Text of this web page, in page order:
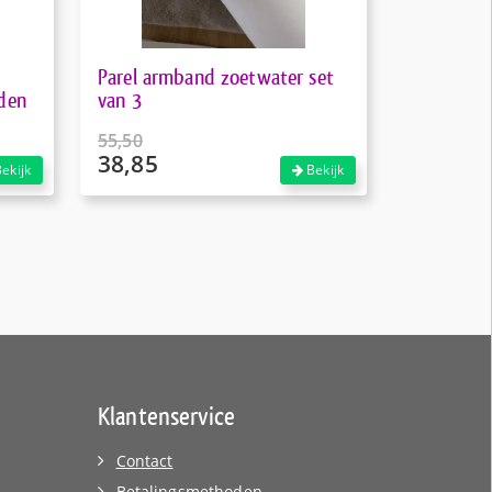
Parel armband zoetwater set
van 3
55,50
Oorspronkelijke
38,85 Bekijk
Klantenservice
Contact